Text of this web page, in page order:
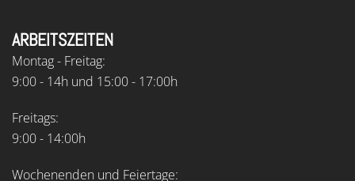
ARBEITSZEITEN
Montag - Freitag:
9:00 - 14h und 15:00 - 17:00h
Freitags:
9:00 - 14:00h
Wochenenden und Feiertage: